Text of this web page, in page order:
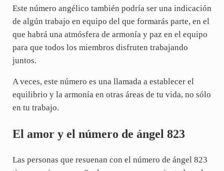
Este número angélico también podría ser una indicación
de algún trabajo en equipo del que formarás parte, en el
que habrá una atmósfera de armonía y paz en el equipo
para que todos los miembros disfruten trabajando
juntos.
A veces, este número es una llamada a establecer el
equilibrio y la armonía en otras áreas de tu vida, no sólo
en tu trabajo.
El amor y el número de ángel 823
Las personas que resuenan con el número de ángel 823